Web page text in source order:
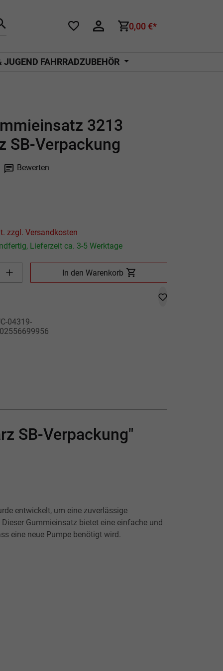
0,00 €*
JUGEND FAHRRADZUBEHÖR
3213
SB-Verpackung
Bewerten
Preis inkl. MwSt. zzgl. Versandkosten
Lieferzeit ca. 3-5 Werktage
Produkt Anzahl: Gib den gewünschten Wert ein oder benutze
In den Warenkorb
04319-
SB-Verpackung"
entwickelt, um eine zuverlässige
Gummieinsatz bietet eine einfache und
eine neue Pumpe benötigt wird.